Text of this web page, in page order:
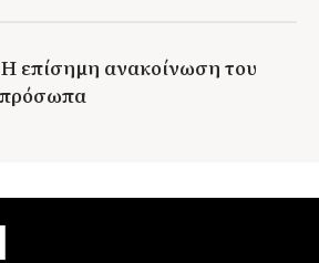
Η επίσημη ανακοίνωση του